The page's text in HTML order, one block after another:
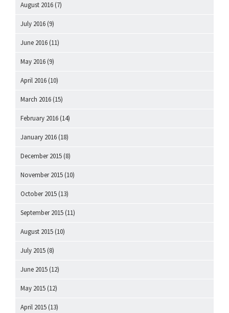
August 2016 (7)
July 2016 (9)
June 2016 (11)
May 2016 (9)
April 2016 (10)
March 2016 (15)
February 2016 (14)
January 2016 (18)
December 2015 (8)
November 2015 (10)
October 2015 (13)
September 2015 (11)
August 2015 (10)
July 2015 (8)
June 2015 (12)
May 2015 (12)
April 2015 (13)